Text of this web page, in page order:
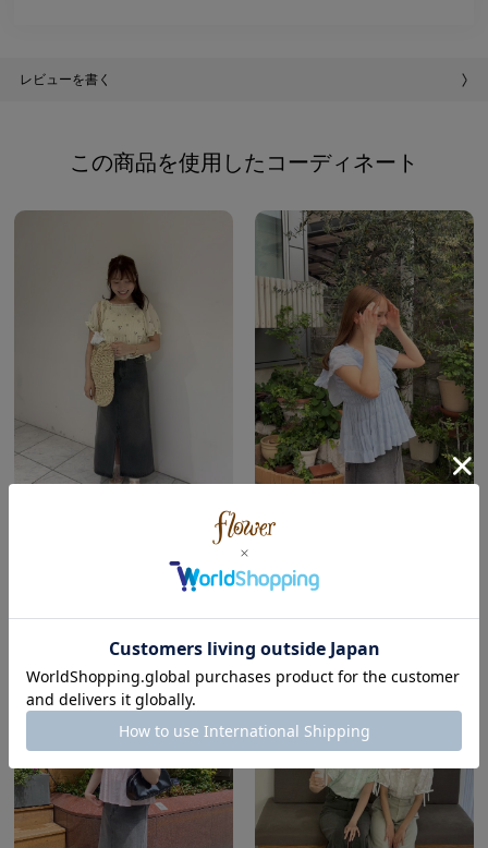
レビューを書く
この商品を使用したコーディネート
yuka ( Spring | Natural＆Wave )
151cm
八木 ( Autumn | Wave )
160cm